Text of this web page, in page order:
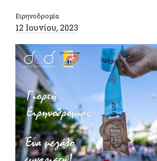
Ειρηνοδρομία
12 Ιουνίου, 2023